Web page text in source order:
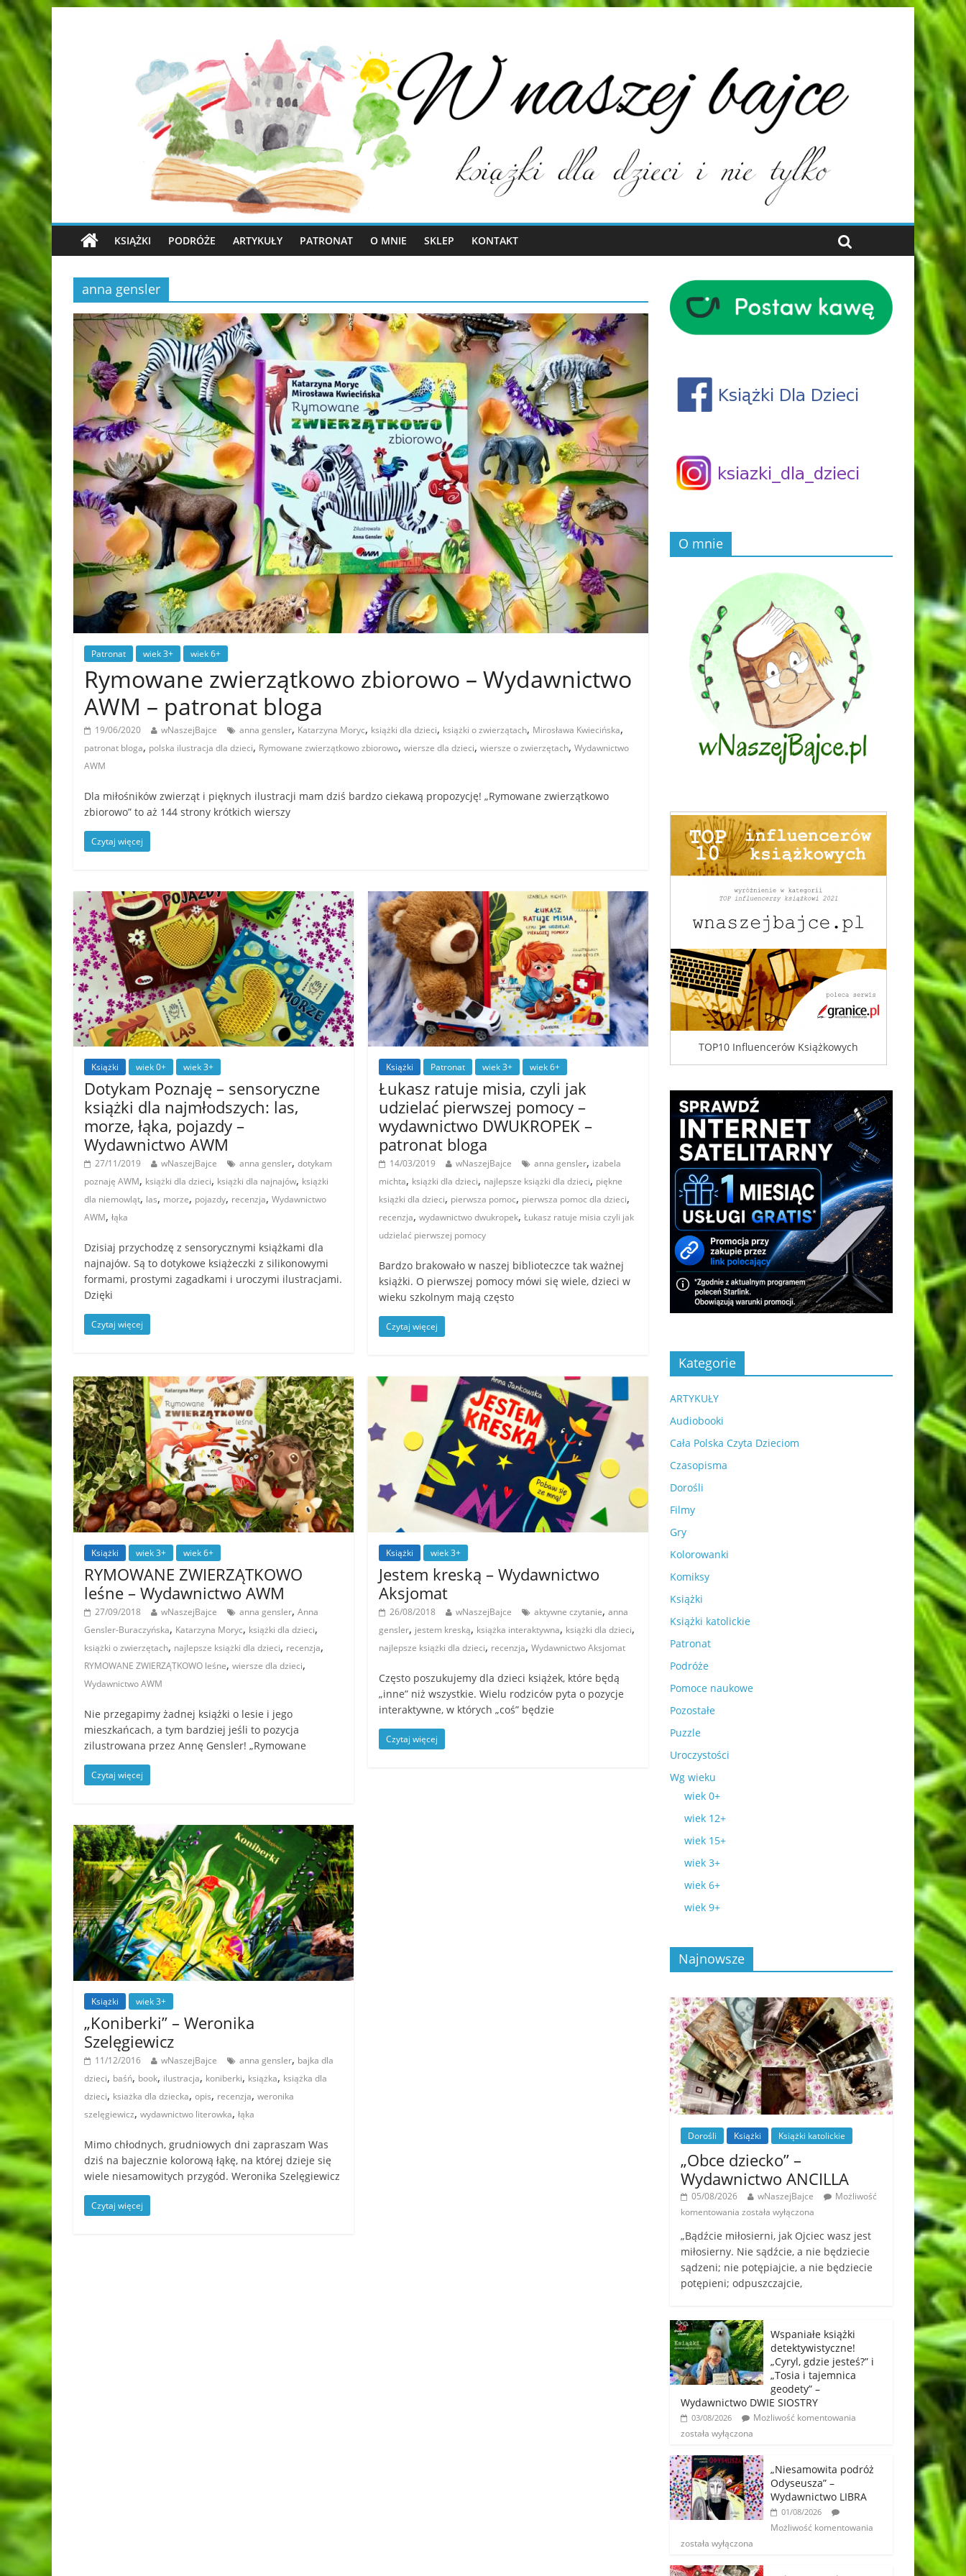
KSIĄŻKI PODRÓŻE ARTYKUŁY PATRONAT O MNIE SKLEP KONTAKT
anna gensler
Patronat wiek 3+ wiek 6+
Rymowane zwierzątkowo zbiorowo – Wydawnictwo
AWM – patronat bloga
19/06/2020 wNaszejBajce anna gensler, Katarzyna Moryc, książki dla dzieci, książki o zwierzątach, Mirosława Kwiecińska,
patronat bloga, polska ilustracja dla dzieci, Rymowane zwierzątkowo zbiorowo, wiersze dla dzieci, wiersze o zwierzętach, Wydawnictwo
AWM
Dla miłośników zwierząt i pięknych ilustracji mam dziś bardzo ciekawą propozycję! „Rymowane zwierzątkowo
zbiorowo” to aż 144 strony krótkich wierszy
Czytaj więcej
Książki wiek 0+ wiek 3+
Dotykam Poznaję – sensoryczne
książki dla najmłodszych: las,
morze, łąka, pojazdy –
Wydawnictwo AWM
27/11/2019 wNaszejBajce anna gensler, dotykam
poznaję AWM, książki dla dzieci, książki dla najnajów, książki
dla niemowląt, las, morze, pojazdy, recenzja, Wydawnictwo
AWM, łąka
Dzisiaj przychodzę z sensorycznymi książkami dla
najnajów. Są to dotykowe książeczki z silikonowymi
formami, prostymi zagadkami i uroczymi ilustracjami.
Dzięki
Czytaj więcej
Książki Patronat wiek 3+ wiek 6+
Łukasz ratuje misia, czyli jak
udzielać pierwszej pomocy –
wydawnictwo DWUKROPEK –
patronat bloga
14/03/2019 wNaszejBajce anna gensler, izabela
michta, książki dla dzieci, najlepsze książki dla dzieci, piękne
książki dla dzieci, pierwsza pomoc, pierwsza pomoc dla dzieci,
recenzja,wydawnictwo dwukropek,Łukasz ratuje misia czyli jak
udzielać pierwszej pomocy
Bardzo brakowało w naszej biblioteczce tak ważnej
książki. O pierwszej pomocy mówi się wiele, dzieci w
wieku szkolnym mają często
Czytaj więcej
Książki wiek 3+ wiek 6+
RYMOWANE ZWIERZĄTKOWO
leśne – Wydawnictwo AWM
27/09/2018 wNaszejBajce anna gensler, Anna
Gensler-Buraczyńska, Katarzyna Moryc, książki dla dzieci,
książki o zwierzętach, najlepsze książki dla dzieci, recenzja,
RYMOWANE ZWIERZĄTKOWO leśne, wiersze dla dzieci,
Wydawnictwo AWM
Nie przegapimy żadnej książki o lesie i jego
mieszkańcach, a tym bardziej jeśli to pozycja
zilustrowana przez Annę Gensler! „Rymowane
Czytaj więcej
Książki wiek 3+
Jestem kreską – Wydawnictwo
Aksjomat
26/08/2018 wNaszejBajce aktywne czytanie,anna
gensler, jestem kreską, książka interaktywna, książki dla dzieci,
najlepsze książki dla dzieci, recenzja,Wydawnictwo Aksjomat
Często poszukujemy dla dzieci książek, które będą
„inne” niż wszystkie. Wielu rodziców pyta o pozycje
interaktywne, w których „coś” będzie
Czytaj więcej
Książki wiek 3+
„Koniberki” – Weronika
Szelęgiewicz
11/12/2016 wNaszejBajce anna gensler, bajka dla
dzieci, baśń, book, ilustracja, koniberki, książka, książka dla
dzieci, ksiażka dla dziecka, opis, recenzja, weronika
szelęgiewicz, wydawnictwo literowka, łąka
Mimo chłodnych, grudniowych dni zapraszam Was
dziś na bajecznie kolorową łąkę, na której dzieje się
wiele niesamowitych przygód. Weronika Szelęgiewicz
Czytaj więcej
O mnie
TOP10 Influencerów Książkowych
Kategorie
ARTYKUŁY
Audiobooki
Cała Polska Czyta Dzieciom
Czasopisma
Dorośli
Filmy
Gry
Kolorowanki
Komiksy
Książki
Książki katolickie
Patronat
Podróże
Pomoce naukowe
Pozostałe
Puzzle
Uroczystości
Wg wieku
wiek 0+
wiek 12+
wiek 15+
wiek 3+
wiek 6+
wiek 9+
Najnowsze
Dorośli Książki Książki katolickie
„Obce dziecko” –
Wydawnictwo ANCILLA
05/08/2026 wNaszejBajce
Możliwość
komentowania została wyłączona
„Bądźcie miłosierni, jak Ojciec wasz jest
miłosierny. Nie sądźcie, a nie będziecie
sądzeni; nie potępiajcie, a nie będziecie
potępieni; odpuszczajcie,
Wspaniałe książki
detektywistyczne!
„Cyryl, gdzie jesteś?” i
„Tosia i tajemnica
geodety” –
Wydawnictwo DWIE SIOSTRY
03/08/2026
Możliwość komentowania
została wyłączona
„Niesamowita podróż
Odyseusza” –
Wydawnictwo LIBRA
01/08/2026
Możliwość komentowania
została wyłączona